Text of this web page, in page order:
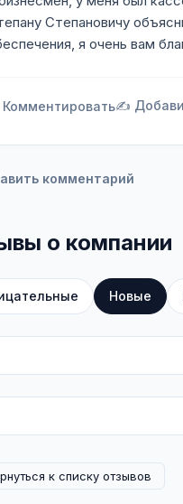
Степановичу
я очень вам
Комментировать✍️
комментарий
о компании
Новые
к списку отзывов